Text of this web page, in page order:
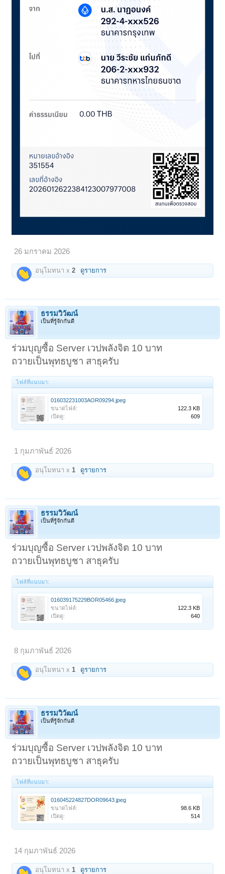
26 มกราคม 2026
อนุโมทนา x2 ดูรายการ
ธรรมวิวัฒน์
เป็นที่รู้จักกันดี
ร่วมบุญซื้อ Server เวปพลังจิต 10 บาท
ถวายเป็นพุทธบูชา สาธุครับ
ไฟล์ที่แนบมา:
016032231003AOR09294.jpeg
ขนาดไฟล์:
122.3 KB
เปิดดู:
609
1 กุมภาพันธ์ 2026
อนุโมทนา x 1 ดูรายการ
ธรรมวิวัฒน์
เป็นที่รู้จักกันดี
ร่วมบุญซื้อ Server เวปพลังจิต 10 บาท
ถวายเป็นพุทธบูชา สาธุครับ
ไฟล์ที่แนบมา:
016039175229BOR05466.jpeg
ขนาดไฟล์:
122.3 KB
เปิดดู:
640
8 กุมภาพันธ์ 2026
อนุโมทนา x1 ดูรายการ
ธรรมวิวัฒน์
เป็นที่รู้จักกันดี
ร่วมบุญซื้อ Server เวปพลังจิต 10 บาท
ถวายเป็นพุทธบูชา สาธุครับ
ไฟล์ที่แนบมา:
016045224827DOR09643.jpeg
ขนาดไฟล์:
98.6 KB
เปิดดู:
514
14 กุมภาพันธ์ 2026
อนุโมทนา x 1 ดูรายการ